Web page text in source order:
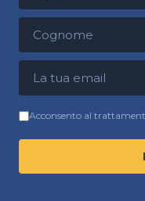
Cognome
Indirizzo email
Acconsento al